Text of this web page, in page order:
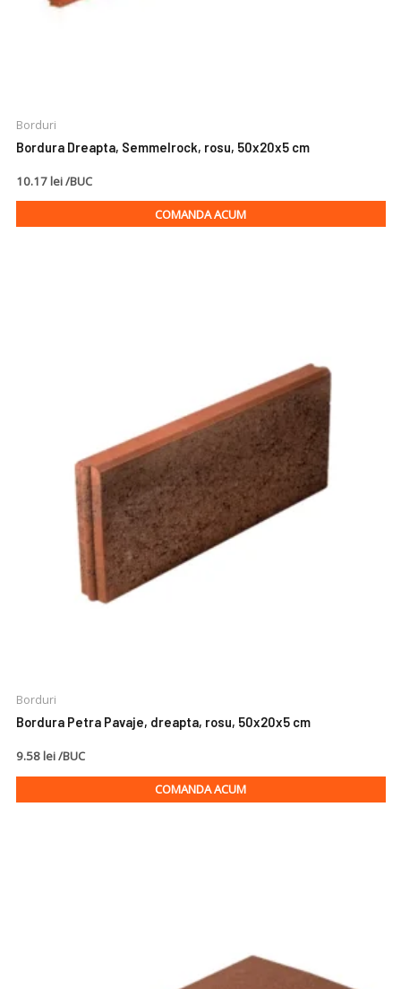
Borduri
Bordura Dreapta, Semmelrock, rosu, 50x20x5 cm
10.17 lei /BUC
COMANDA ACUM
Borduri
Bordura Petra Pavaje, dreapta, rosu, 50x20x5 cm
9.58 lei /BUC
COMANDA ACUM